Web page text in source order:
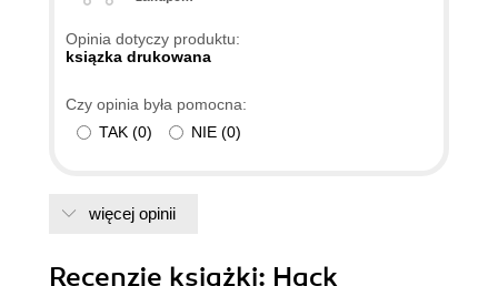
Opinia dotyczy produktu:
ksiązka drukowana
Czy opinia była pomocna:
TAK (0) NIE (0)
więcej opinii
Recenzje książki: Hack